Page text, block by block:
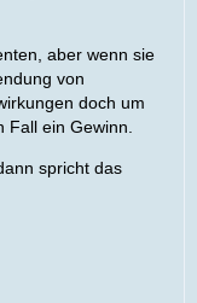
aber wenn sie
von
doch um
ein Gewinn.
spricht das